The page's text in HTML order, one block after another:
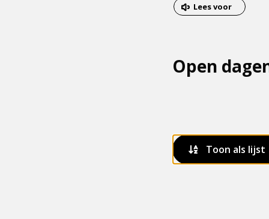
Dit
pagina
Lees voor
Open
Toon als lijst